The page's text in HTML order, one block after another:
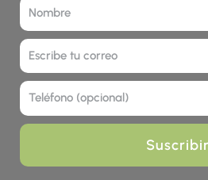
Nombre
Correo
Tel
Suscribir